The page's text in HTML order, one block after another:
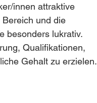
innen attraktive
und die
besonders lukrativ.
Qualifikationen,
Gehalt zu erzielen.